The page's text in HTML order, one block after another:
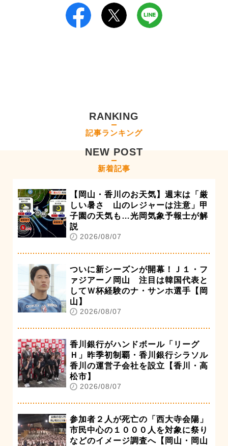
RANKING
記事ランキング
NEW POST
新着記事
【岡山・香川のお天気】週末は「厳
しい暑さ 山のレジャーは注意」甲
子園の天気も…光岡気象予報士が解
説
2026/08/07
ついに新シーズンが開幕！Ｊ１・フ
ァジアーノ岡山 注目は韓国代表と
してＷ杯経験のナ・サンホ選手【岡
山】
2026/08/07
香川銀行がハンドボール「リーグ
Ｈ」昨季初制覇・香川銀行シラソル
香川の運営子会社を設立【香川・高
松市】
2026/08/07
参加者２人が死亡の「西大寺会陽」
市民中心の１０００人を対象に祭り
などのイメージ調査へ【岡山・岡山